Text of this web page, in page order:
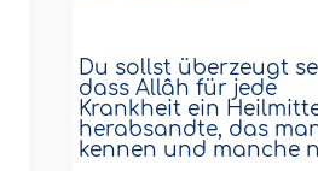
Du sollst überzeugt
dass Allâh für jede
Krankheit ein
herabsandte, das
kennen und manche